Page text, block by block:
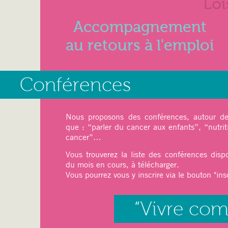
Juin 2025
Sport: pilâtes, Qi-Gong
Relaxation
: Sophrologie
Dessin, Peinture ( cet atelier est
Accompagnement
au retours à l'emploi
Conférences
Nous proposons des conférences, autour
que : “parler du cancer aux enfants”,
cancer”…
Vous trouverez la liste des conférences
du mois en cours, à télécharger.
Vous pourrez vous y inscrire via le bouton
“Vivre